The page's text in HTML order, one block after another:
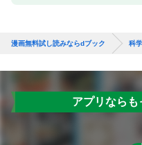
漫画無料試し読みならdブック 科
アプリならも